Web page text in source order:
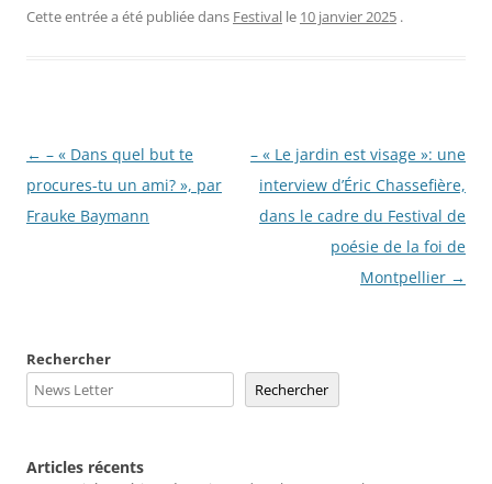
Cette entrée a été publiée dans Festival le 10 janvier 2025 .
Navigation
des
articles
← – « Dans quel but te
procures-tu un ami? », par
Frauke Baymann
– « Le jardin est visage »: une
interview d’Éric Chassefière,
dans le cadre du Festival de
poésie de la foi de
Montpellier →
Rechercher
Rechercher
Articles récents